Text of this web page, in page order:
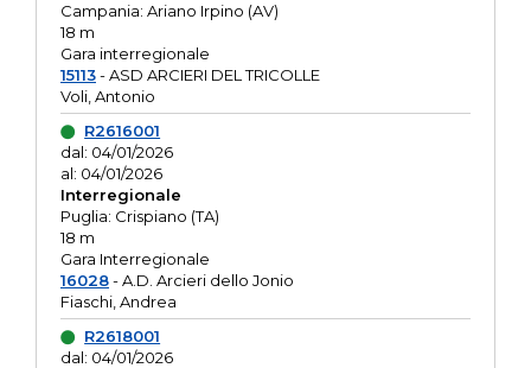
Campania: Ariano Irpino (AV)
18 m
Gara interregionale
15113- ASD ARCIERI DEL TRICOLLE
Voli, Antonio
R2616001
dal: 04/01/2026
al: 04/01/2026
Interregionale
Puglia: Crispiano (TA)
18 m
Gara Interregionale
16028- A.D. Arcieri dello Jonio
Fiaschi, Andrea
R2618001
dal: 04/01/2026